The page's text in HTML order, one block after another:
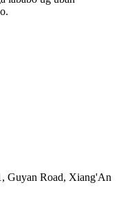
Guyan Road, Xiang'An